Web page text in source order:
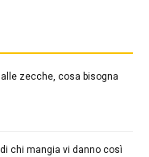
zecche, cosa bisogna
chi mangia vi danno così